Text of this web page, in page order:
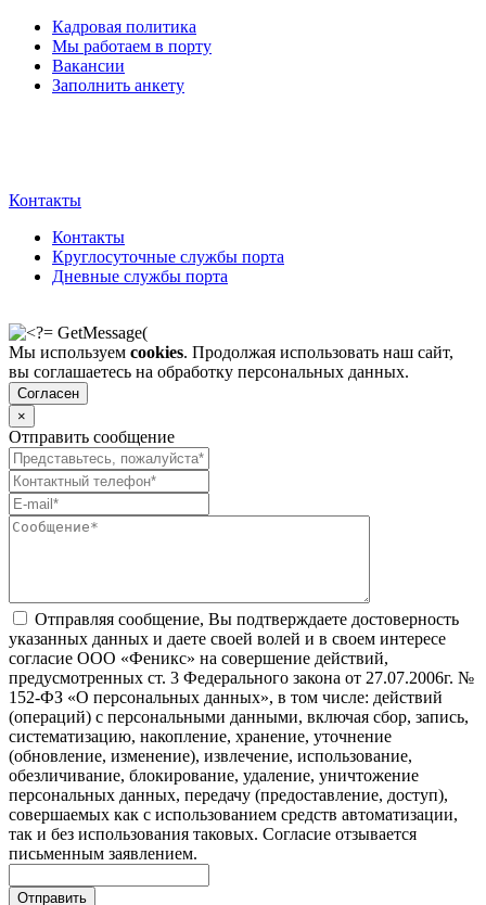
Кадровая политика
Мы работаем в порту
Вакансии
Заполнить анкету
Контакты
Контакты
Круглосуточные службы порта
Дневные службы порта
Мы используем cookies. Продолжая использовать наш сайт,
вы соглашаетесь на обработку персональных данных.
Согласен
×
Отправить сообщение
Отправляя сообщение, Вы подтверждаете достоверность
указанных данных и даете своей волей и в своем интересе
согласие ООО «Феникс» на совершение действий,
предусмотренных ст. 3 Федерального закона от 27.07.2006г. №
152-ФЗ «О персональных данных», в том числе: действий
(операций) с персональными данными, включая сбор, запись,
систематизацию, накопление, хранение, уточнение
(обновление, изменение), извлечение, использование,
обезличивание, блокирование, удаление, уничтожение
персональных данных, передачу (предоставление, доступ),
совершаемых как с использованием средств автоматизации,
так и без использования таковых. Согласие отзывается
письменным заявлением.